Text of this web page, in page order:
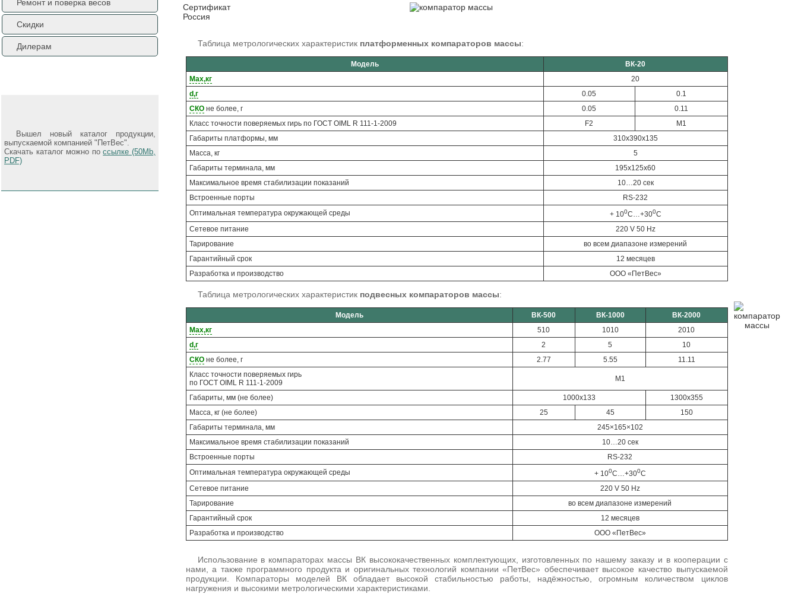
Сертификат
Россия
Таблица метрологических характеристик платформенных компараторов массы:
Модель
ВК-20
Max,кг
20
d,г
0.05
0.1
СКОне более, г 0.05
0.11
Класс точности поверяемых гирь по ГОСТ OIML R 111-1-2009
F2
M1
Габариты платформы, мм
310х390х135
Масса, кг
5
Габариты терминала, мм
195х125х60
Максимальное время стабилизации показаний
10…20 сек
Встроенные порты
RS-232
Оптимальная температура окружающей среды
+ 100С…+300С
Сетевое питание
220 V 50 Hz
Тарирование
во всем диапазоне измерений
Гарантийный срок
12 месяцев
Разработка и производство
ООО «ПетВес»
Таблица метрологических характеристик подвесных компараторов массы:
Модель ВК-500 ВК-1000
ВК-2000
Max,кг
510 1010
2010
d,г
2 5
10
СКОне более, г 2.77 5.55
11.11
Класс точности поверяемых гирь
по ГОСТ OIML R 111-1-2009
M1
Габариты, мм (не более) 1000х133
1300х355
Масса, кг (не более)
25 45
150
Габариты терминала, мм
245×165×102
Максимальное время стабилизации показаний
10…20 сек
Встроенные порты
RS-232
Оптимальная температура окружающей среды
+ 100С…+300С
Сетевое питание
220 V 50 Hz
Тарирование
во всем диапазоне измерений
Гарантийный срок
12 месяцев
Разработка и производство
ООО «ПетВес»
Использование в компараторах массы ВК высококачественных комплектующих, изготовленных по нашему заказу и в кооперации с
нами, а также программного продукта и оригинальных технологий компании «ПетВес» обеспечивает высокое качество выпускаемой
продукции. Компараторы моделей ВК обладает высокой стабильностью работы, надёжностью, огромным количеством циклов
нагружения и высокими метрологическими характеристиками.
Ремонт и поверка весов
Скидки
Дилерам
Вышел новый каталог продукции,
выпускаемой компанией "ПетВес".
Скачать каталог можно поссылке (50Mb,
PDF)